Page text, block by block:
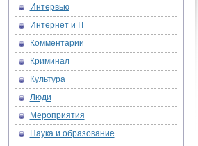
Интервью
Интернет и IT
Комментарии
Криминал
Культура
Люди
Мероприятия
Наука и образование